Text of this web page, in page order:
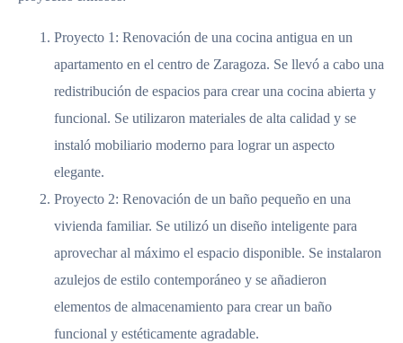
Proyecto 1: Renovación de una cocina antigua en un
apartamento en el centro de Zaragoza. Se llevó a cabo una
redistribución de espacios para crear una cocina abierta y
funcional. Se utilizaron materiales de alta calidad y se
instaló mobiliario moderno para lograr un aspecto
elegante.
Proyecto 2: Renovación de un baño pequeño en una
vivienda familiar. Se utilizó un diseño inteligente para
aprovechar al máximo el espacio disponible. Se instalaron
azulejos de estilo contemporáneo y se añadieron
elementos de almacenamiento para crear un baño
funcional y estéticamente agradable.